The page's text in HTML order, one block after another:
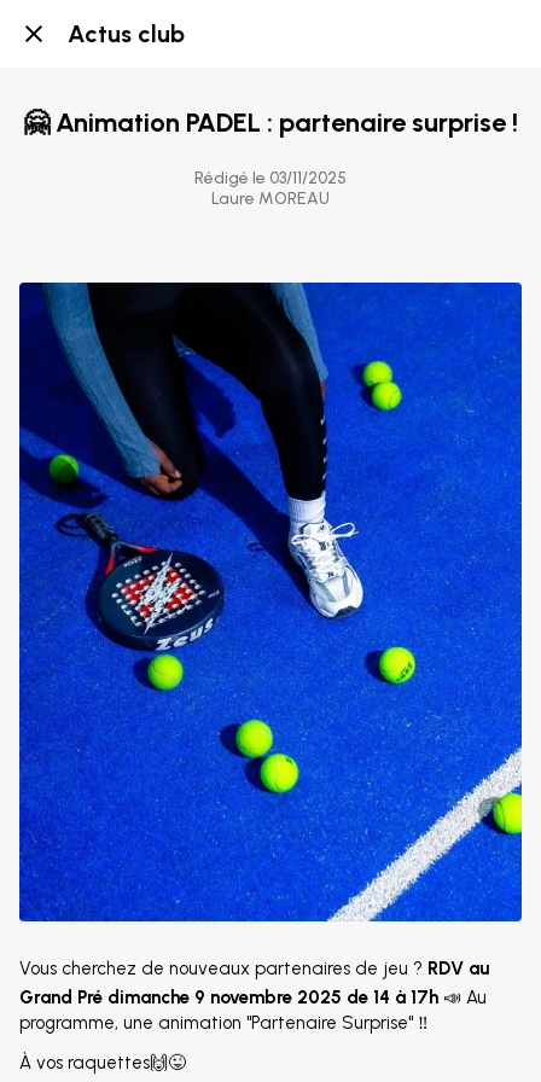
Actus club
🤗 Animation PADEL : partenaire surprise !
Rédigé le 03/11/2025
Laure MOREAU
Vous cherchez de nouveaux partenaires de jeu ? RDV au
Grand Pré dimanche 9 novembre 2025 de 14 à 17h 📣 Au
programme, une animation "Partenaire Surprise" ‼️
À vos raquettes🙌😜